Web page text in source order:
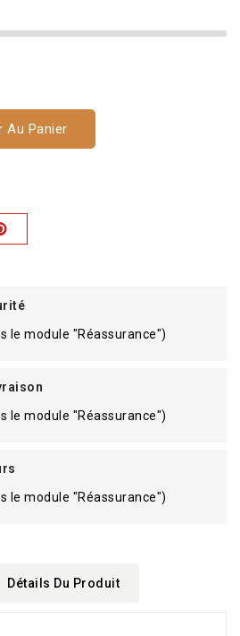
Au Panier
le module "Réassurance")
le module "Réassurance")
le module "Réassurance")
Détails Du Produit